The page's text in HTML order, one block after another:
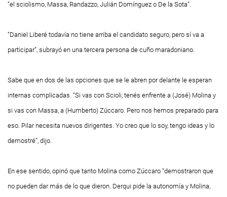
“el sciolismo, Massa, Randazzo, Julián Domínguez o De la Sota”.
“Daniel Liberé todavía no tiene arriba el candidato seguro, pero sí va a
participar”, subrayó en una tercera persona de cuño maradoniano.
Sabe que en dos de las opciones que se le abren por delante le esperan
internas complicadas. “Si vas con Scioli, tenés enfrente a (José) Molina y
si vas con Massa, a (Humberto) Zúccaro. Pero nos hemos preparado para
eso. Pilar necesita nuevos dirigentes. Yo creo que lo soy, tengo ideas y lo
demostré”, dijo.
En ese sentido, opinó que tanto Molina como Zúccaro “demostraron que
no pueden dar más de lo que dieron. Derqui pide la autonomía y Molina,